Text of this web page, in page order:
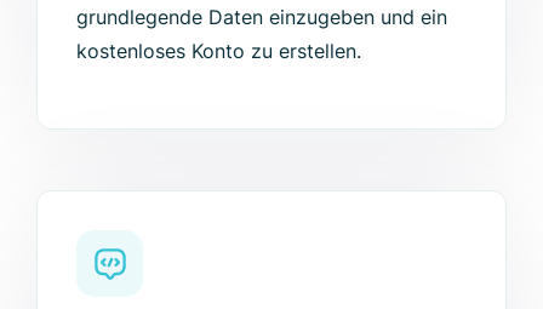
grundlegende Daten einzugeben und ein
kostenloses Konto zu erstellen.